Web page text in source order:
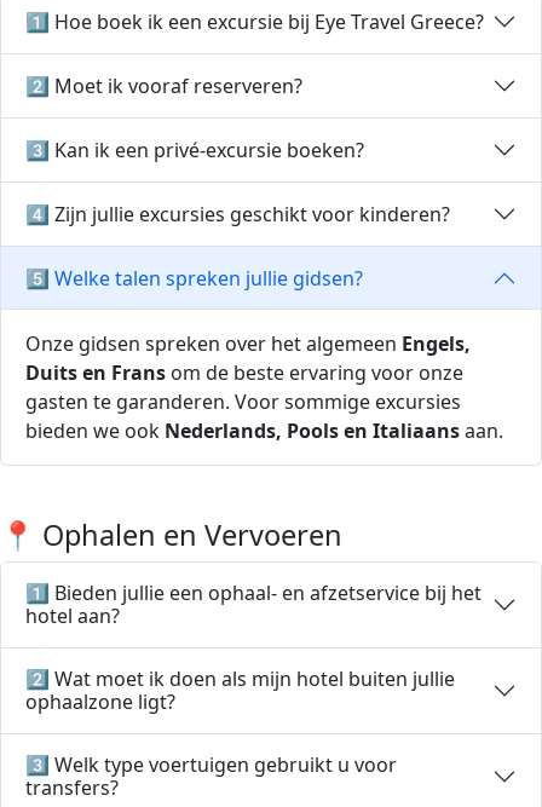
1️⃣ Hoe boek ik een excursie bij Eye Travel Greece?
2️⃣ Moet ik vooraf reserveren?
3️⃣ Kan ik een privé-excursie boeken?
4️⃣ Zijn jullie excursies geschikt voor kinderen?
5️⃣ Welke talen spreken jullie gidsen?
Onze gidsen spreken over het algemeen Engels,
Duits en Frans om de beste ervaring voor onze
gasten te garanderen. Voor sommige excursies
bieden we ook Nederlands, Pools en Italiaansaan.
📍 Ophalen en Vervoeren
1️⃣ Bieden jullie een ophaal- en afzetservice bij het
hotel aan?
2️⃣ Wat moet ik doen als mijn hotel buiten jullie
ophaalzone ligt?
3️⃣ Welk type voertuigen gebruikt u voor
transfers?